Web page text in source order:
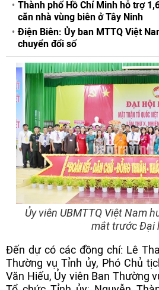
Thành phố Hồ Chí Minh hỗ trợ
căn nhà vùng biên ở Tây Ninh
Điện Biên: Ủy ban MTTQ Việt
chuyển đổi số
Ủy viên UBMTTQ Việt Nam
mắt trước Đại
Đến dự có các đồng chí: Lê
Thường vụ Tỉnh ủy, Phó Chủ
Văn Hiếu, Ủy viên Ban Thường